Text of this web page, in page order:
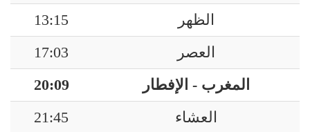
الظهر
13:15
العصر
17:03
المغرب - الإفطار
20:09
العشاء
21:45